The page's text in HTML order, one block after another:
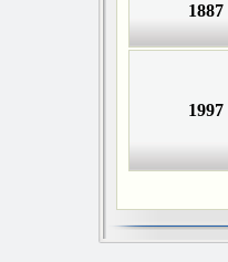
1887
1997